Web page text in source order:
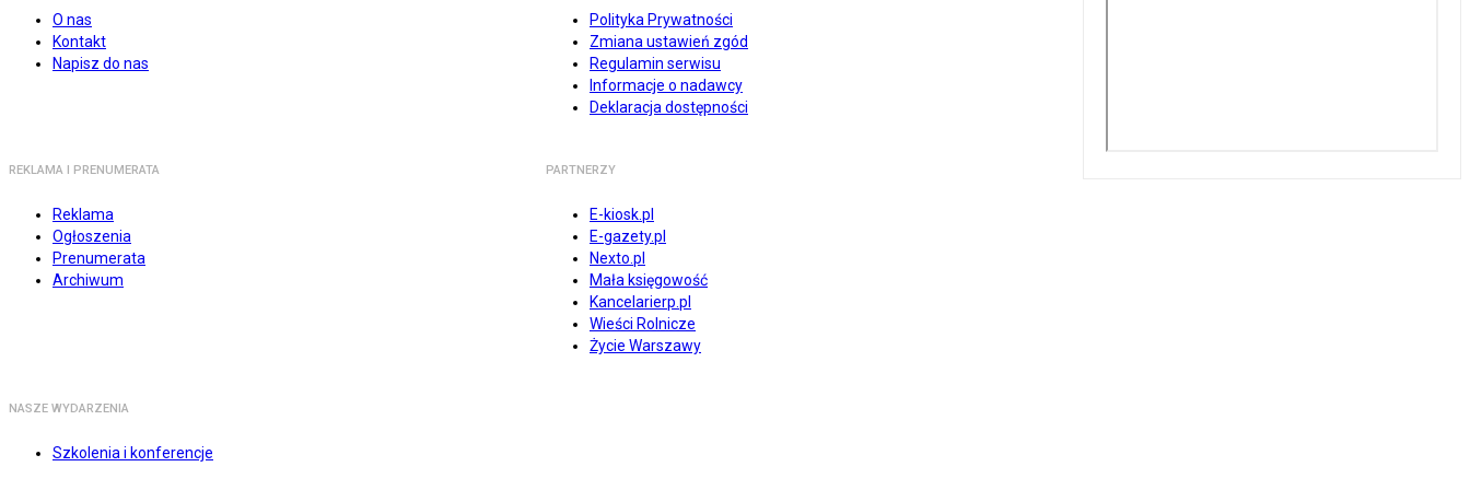
O nas
Kontakt
Napisz do nas
Polityka Prywatności
Zmiana ustawień zgód
Regulamin serwisu
Informacje o nadawcy
Deklaracja dostępności
REKLAMA I PRENUMERATA
Reklama
Ogłoszenia
Prenumerata
Archiwum
PARTNERZY
E-kiosk.pl
E-gazety.pl
Nexto.pl
Mała księgowość
Kancelarierp.pl
Wieści Rolnicze
Życie Warszawy
NASZE WYDARZENIA
Szkolenia i konferencje